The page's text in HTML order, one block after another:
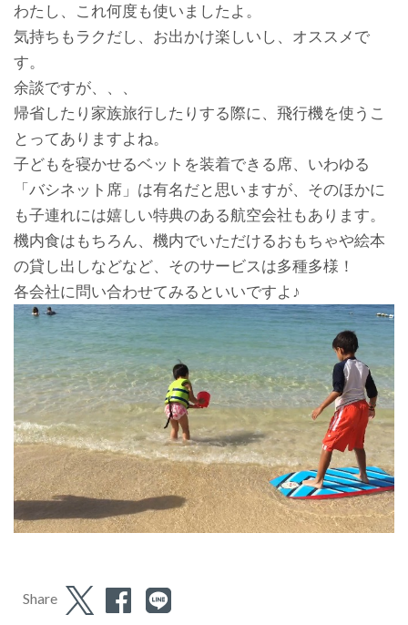
わたし、これ何度も使いましたよ。
気持ちもラクだし、お出かけ楽しいし、オススメで
す。
余談ですが、、、
帰省したり家族旅行したりする際に、飛行機を使うこ
とってありますよね。
子どもを寝かせるベットを装着できる席、いわゆる
「バシネット席」は有名だと思いますが、そのほかに
も子連れには嬉しい特典のある航空会社もあります。
機内食はもちろん、機内でいただけるおもちゃや絵本
の貸し出しなどなど、そのサービスは多種多様！
各会社に問い合わせてみるといいですよ♪
Share